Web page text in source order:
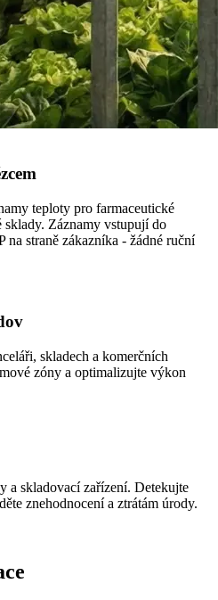
teploty pro farmaceutické
Záznamy vstupují do
straně zákazníka - žádné ruční
skladech a komerčních
zóny a optimalizujte výkon
a skladovací zařízení. Detekujte
znehodnocení a ztrátám úrody.